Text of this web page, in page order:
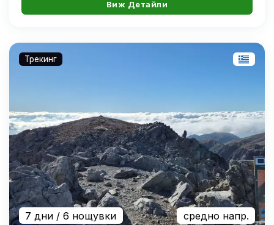
Виж Детайли
Трекинг
7 дни / 6 нощувки средно напр.